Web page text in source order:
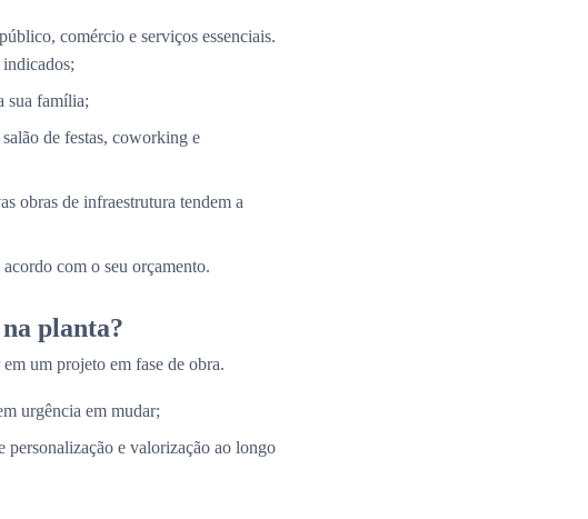
comércio e serviços essenciais.
indicados;
sua família;
de festas, coworking e
obras de infraestrutura tendem a
com o seu orçamento.
planta?
um projeto em fase de obra.
urgência em mudar;
personalização e valorização ao longo